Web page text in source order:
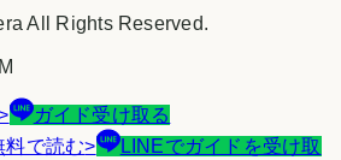
All Rights Reserved.
ガイド受け取る
料で読む> LINEでガイドを受け取